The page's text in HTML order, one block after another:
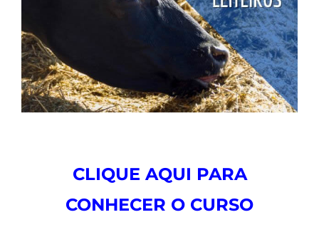
CLIQUE AQUI PARA
CONHECER O CURSO